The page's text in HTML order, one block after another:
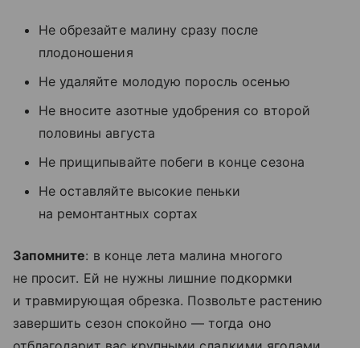
Не обрезайте малину сразу после
плодоношения
Не удаляйте молодую поросль осенью
Не вносите азотные удобрения со второй
половины августа
Не прищипывайте побеги в конце сезона
Не оставляйте высокие пеньки
на ремонтантных сортах
Запомните: в конце лета малина многого
не просит. Ей не нужны лишние подкормки
и травмирующая обрезка. Позвольте растению
завершить сезон спокойно — тогда оно